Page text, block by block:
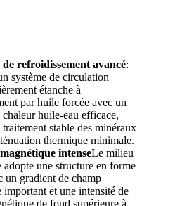
de refroidissement avancé:
système de circulation
étanche à
par huile forcée avec un
chaleur huile-eau efficace,
traitement stable des minéraux
thermique minimale.
intenseLe milieu
adopte une structure en forme
un gradient de champ
important et une intensité de